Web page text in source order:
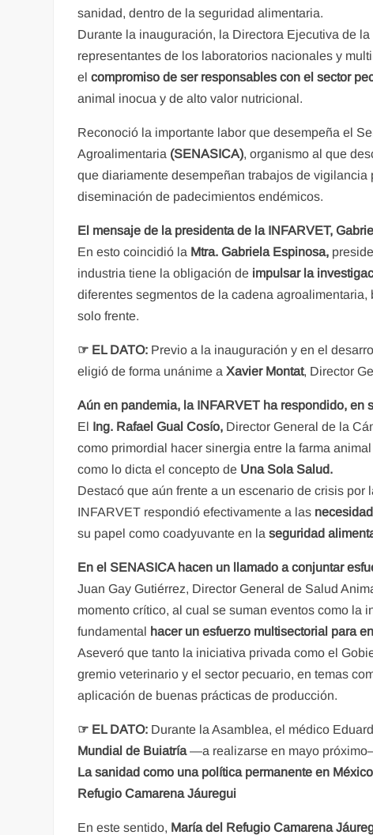
sanidad, dentro de la seguridad alimentaria.
Durante la inauguración, la Directora Ejecutiva de la
representantes de los laboratorios nacionales y
elcompromiso de ser responsables con el sector
animal inocua y de alto valor nutricional.
Reconoció la importante labor que desempeña el
Agroalimentaria (SENASICA), organismo al que
que diariamente desempeñan trabajos de
diseminación de padecimientos endémicos.
El mensaje de la presidenta de la INFARVET,
En esto coincidió la Mtra. Gabriela Espinosa,
industria tiene la obligación de impulsar la
diferentes segmentos de la cadena
solo frente.
☞ EL DATO: Previo a la inauguración y en el
eligió de forma unánime aXavier Montat, Director
Aún en pandemia, la INFARVET ha respondido,
El Ing. Rafael Gual Cosío, Director General de la
como primordial hacer sinergia entre la farma
como lo dicta el concepto de Una Sola Salud.
Destacó que aún frente a un escenario de crisis
INFARVET respondió efectivamente a las
su papel como coadyuvante en laseguridad
En el SENASICA hacen un llamado a conjuntar
Juan Gay Gutiérrez, Director General de Salud
momento crítico, al cual se suman eventos como la
fundamental hacer un esfuerzo multisectorial para
Aseveró que tanto la iniciativa privada como el
gremio veterinario y el sector pecuario, en temas
aplicación de buenas prácticas de producción.
☞ EL DATO: Durante la Asamblea, el médico
Mundial de Buiatría—a realizarse en mayo
La sanidad como una política permanente en
Refugio Camarena Jáuregui
En este sentido, María del Refugio Camarena